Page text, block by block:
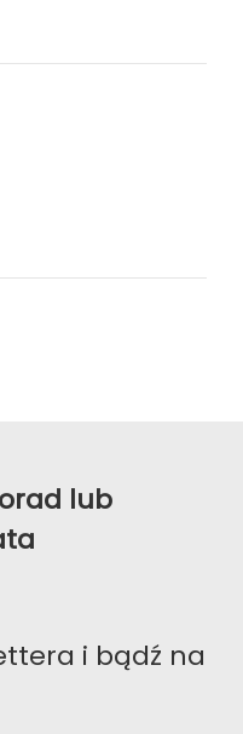
lub
i bądź na